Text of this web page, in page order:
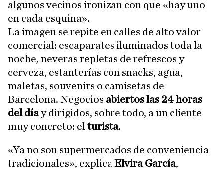
algunos vecinos ironizan con que «hay uno
en cada esquina».
La imagen se repite en calles de alto valor
comercial: escaparates iluminados toda la
noche, neveras repletas de refrescos y
cerveza, estanterías con snacks, agua,
maletas, souvenirs o camisetas de
Barcelona. Negocios abiertos las 24 horas
del díay dirigidos, sobre todo, a un cliente
muy concreto: el turista.
«Ya no son supermercados de conveniencia
tradicionales», explica Elvira García,